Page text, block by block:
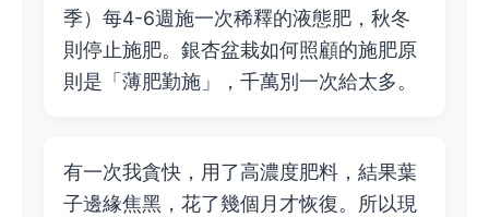
季）每4-6週施一次稀釋的液態肥，秋冬
則停止施肥。銀杏盆栽如何照顧的施肥原
則是「薄肥勤施」，千萬別一次給太多。
有一次我貪快，用了高濃度肥料，結果葉
子邊緣焦黑，花了幾個月才恢復。所以現